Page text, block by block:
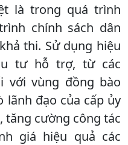
là trong quá trình
chính sách dân
thi. Sử dụng hiệu
tư hỗ trợ, từ các
với vùng đồng bào
lãnh đạo của cấp ủy
tăng cường công tác
giá hiệu quả các